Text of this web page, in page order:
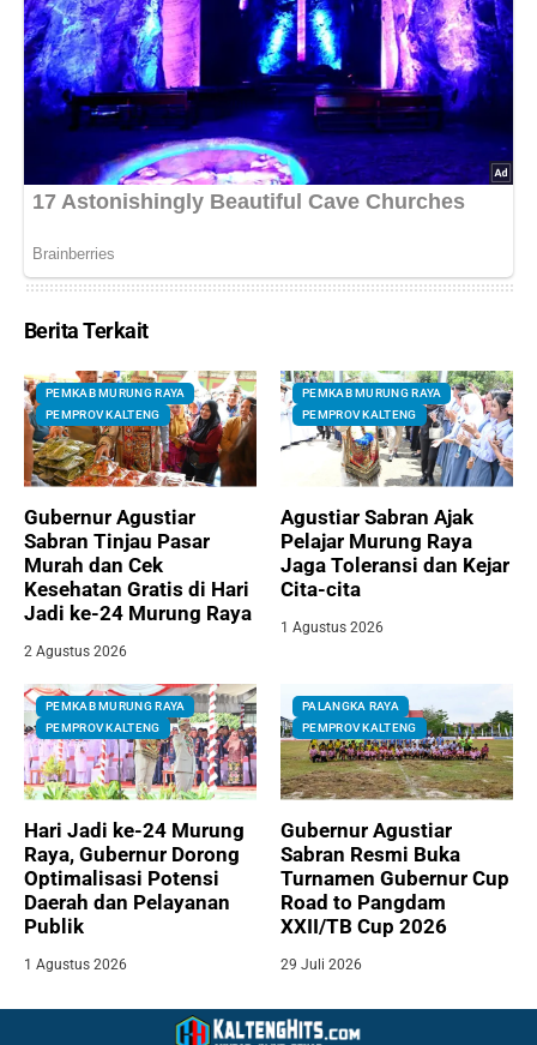
Berita Terkait
PEMKAB MURUNG RAYA
PEMPROV KALTENG
Gubernur Agustiar
Sabran Tinjau Pasar
Murah dan Cek
Kesehatan Gratis di Hari
Jadi ke-24 Murung Raya
2 Agustus 2026
PEMKAB MURUNG RAYA
PEMPROV KALTENG
Agustiar Sabran Ajak
Pelajar Murung Raya
Jaga Toleransi dan Kejar
Cita-cita
1 Agustus 2026
PEMKAB MURUNG RAYA
PEMPROV KALTENG
Hari Jadi ke-24 Murung
Raya, Gubernur Dorong
Optimalisasi Potensi
Daerah dan Pelayanan
Publik
1 Agustus 2026
PALANGKA RAYA
PEMPROV KALTENG
Gubernur Agustiar
Sabran Resmi Buka
Turnamen Gubernur Cup
Road to Pangdam
XXII/TB Cup 2026
29 Juli 2026